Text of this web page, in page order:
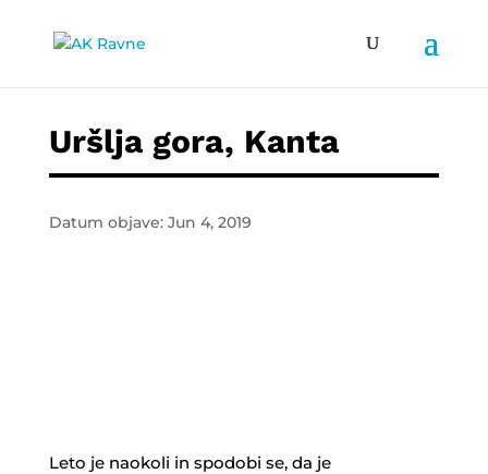
Uršlja gora, Kanta
Datum objave: Jun 4, 2019
Leto je naokoli in spodobi se, da je